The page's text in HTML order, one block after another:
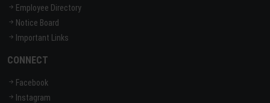
Employee Directory
Notice Board
Important Links
CONNECT
Facebook
Instagram